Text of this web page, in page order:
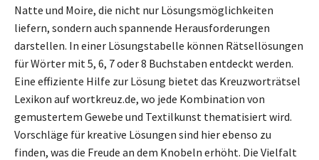
Natte und Moire, die nicht nur Lösungsmöglichkeiten
liefern, sondern auch spannende Herausforderungen
darstellen. In einer Lösungstabelle können Rätsellösungen
für Wörter mit 5, 6, 7 oder 8 Buchstaben entdeckt werden.
Eine effiziente Hilfe zur Lösung bietet das Kreuzworträtsel
Lexikon auf wortkreuz.de, wo jede Kombination von
gemustertem Gewebe und Textilkunst thematisiert wird.
Vorschläge für kreative Lösungen sind hier ebenso zu
finden, was die Freude an dem Knobeln erhöht. Die Vielfalt